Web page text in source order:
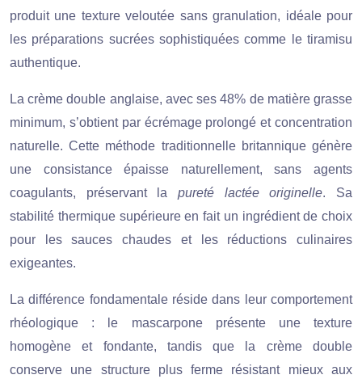
produit une texture veloutée sans granulation, idéale pour
les préparations sucrées sophistiquées comme le tiramisu
authentique.
La crème double anglaise, avec ses 48% de matière grasse
minimum, s’obtient par écrémage prolongé et concentration
naturelle. Cette méthode traditionnelle britannique génère
une consistance épaisse naturellement, sans agents
coagulants, préservant la pureté lactée originelle. Sa
stabilité thermique supérieure en fait un ingrédient de choix
pour les sauces chaudes et les réductions culinaires
exigeantes.
La différence fondamentale réside dans leur comportement
rhéologique : le mascarpone présente une texture
homogène et fondante, tandis que la crème double
conserve une structure plus ferme résistant mieux aux